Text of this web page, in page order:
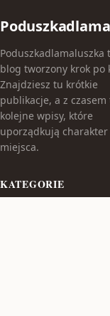
Poduszkadlamaluszka
blog tworzony krok po
Znajdziesz tu krótkie
publikacje, a z czasem
kolejne wpisy, które
uporządkują
miejsca.
KATEGORIE